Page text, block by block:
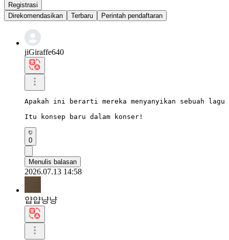
Registrasi
Direkomendasikan
Terbaru Perintah pendaftaran
jiGiraffe640
Apakah ini berarti mereka menyanyikan sebuah
Itu konsep baru dalam konser!
0
Menulis balasan
2026.07.13 14:58
얍얍냥냥